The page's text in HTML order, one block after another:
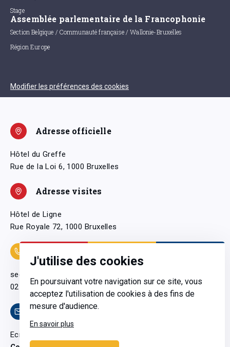
J'utilise des cookies
En poursuivant votre navigation sur ce site, vous
acceptez l'utilisation de cookies à des fins de
mesure d'audience.
En savoir plus
Stage
Assemblée parlementaire de la Francophonie
Section Belgique / Communauté française / Wallonie-Bruxelles
Région Europe
Modifier les préférences des cookies
Adresse officielle
Hôtel du Greffe
Rue de la Loi 6, 1000 Bruxelles
Adresse visites
Hôtel de Ligne
Rue Royale 72, 1000 Bruxelles
secretariatgeneral@pfwb.be
02 506 38 11
Contact
Ecrivez-nous